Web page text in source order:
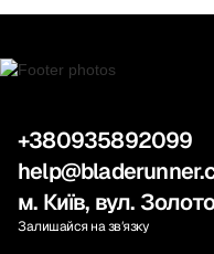
+380935892099
м. Київ, вул.
Залишайся на звʼязку